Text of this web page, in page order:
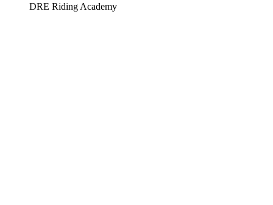
DRE Riding Academy